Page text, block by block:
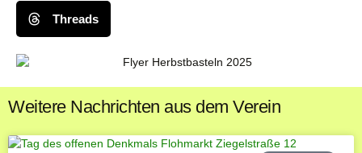
Threads
Weitere Nachrichten aus dem Verein